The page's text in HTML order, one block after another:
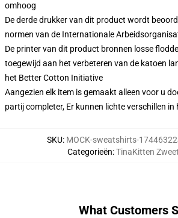
omhoog
De derde drukker van dit product wordt
normen van de Internationale
De printer van dit product bronnen losse
toegewijd aan het verbeteren van de katoen
het Better Cotton Initiative
Aangezien elk item is gemaakt alleen voor u
partij completer, Er kunnen lichte verschillen
SKU: MOCK-sweatshirts-
Categorieën:TinaKitten
What Customers